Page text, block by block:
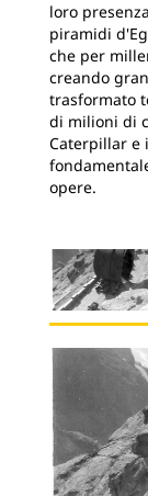
loro
piramidi
che per
creando
trasformato
di milioni di
Caterpillar e
opere.